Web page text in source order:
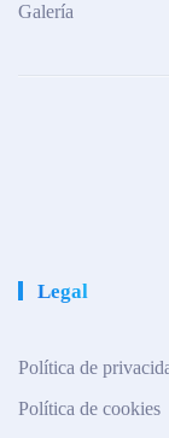
Galería
Legal
Política de
Política de cookies